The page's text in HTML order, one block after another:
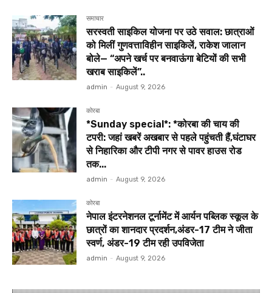
समाचार
सरस्वती साइकिल योजना पर उठे सवाल: छात्राओं
को मिलीं गुणवत्ताविहीन साइकिलें, राकेश जालान
बोले— “अपने खर्च पर बनवाऊंगा बेटियों की सभी
खराब साइकिलें”..
admin - August 9, 2026
कोरबा
*Sunday special*: *कोरबा की चाय की
टपरी: जहां खबरें अखबार से पहले पहुंचती हैं,घंटाघर
से निहारिका और टीपी नगर से पावर हाउस रोड
तक...
admin - August 9, 2026
कोरबा
नेपाल इंटरनेशनल टूर्नामेंट में आर्यन पब्लिक स्कूल के
छात्रों का शानदार प्रदर्शन,अंडर-17 टीम ने जीता
स्वर्ण, अंडर-19 टीम रही उपविजेता
admin - August 9, 2026